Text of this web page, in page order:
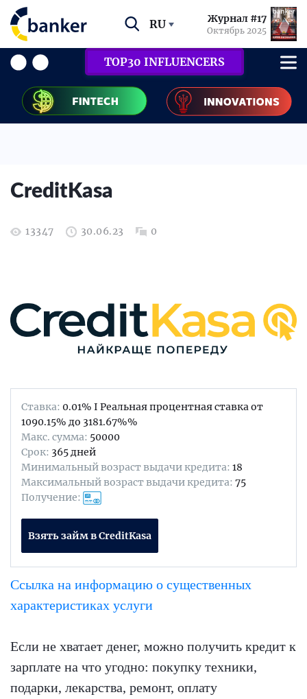
RU Журнал #17
Октябрь 2025
TOP30 INFLUENCERS
CreditKasa
13347 30.06.23 0
Ставка: 0.01% I Реальная процентная ставка от
1090.15% до 3181.67%%
Maкс. сумма: 50000
Срок: 365 дней
Минимальный возраст выдачи кредита: 18
Максимальный возраст выдачи кредита: 75
Получение:
Взять займ в CreditKasa
Ссылка на информацию о существенных
характеристиках услуги
Если не хватает денег, можно получить кредит к
зарплате на что угодно: покупку техники,
подарки, лекарства, ремонт, оплату